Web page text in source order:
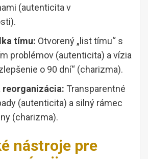
(autenticita v
tímu: Otvorený „list tímu“ s
problémov (autenticita) a vízia
o 90 dní“ (charizma).
Transparentné
(autenticita) a silný rámec
(charizma).
nástroje pre